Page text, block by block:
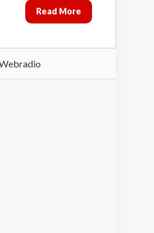
Read More